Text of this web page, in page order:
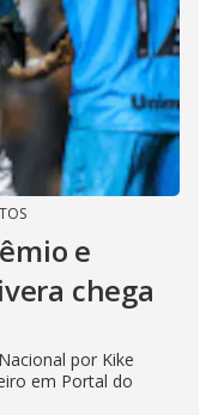
e
chega
por Kike
em Portal do